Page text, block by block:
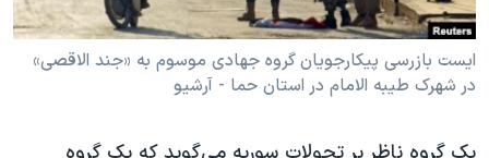
علم و فناوری
گالری عکس
رمز مهسا
اعتراضات زن، زندگی، آزادی
زبانهای مختلف
ایست بازرسی پیکارجویان گروه جهادی موسوم به «جند الاقصی»
در شهرک طیبه الامام در استان حما - آرشیو